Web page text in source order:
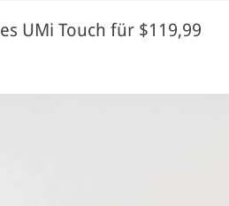
UMi Touch für $119,99